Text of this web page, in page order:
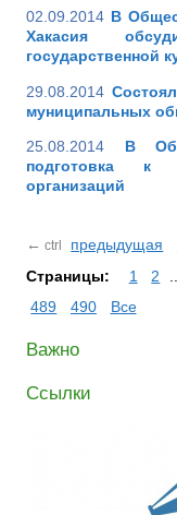
02.09.2014 В
Хакасия
государственной
29.08.2014
муниципальных
25.08.2014
В
подготовка к
организаций
← ctrl предыдущая
Страницы:
1 2
489
490 Все
Важно
Ссылки